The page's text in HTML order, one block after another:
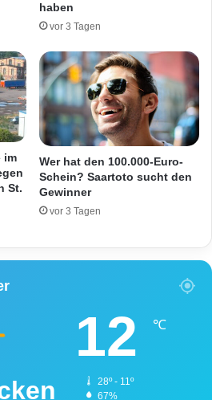
haben
vor 3 Tagen
im
St.
Wer hat den 100.000-Euro-
Schein? Saartoto sucht den
Gewinner
vor 3 Tagen
12 ℃
28º - 11º
67%